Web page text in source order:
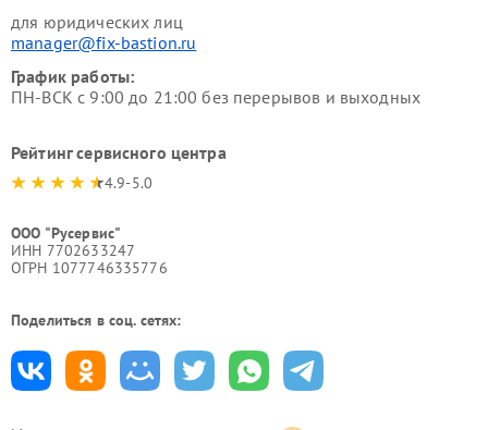
для юридических лиц
manager@fix-bastion.ru
График работы:
ПН-ВСК с 9:00 до 21:00 без перерывов и выходных
Рейтинг сервисного центра
4.9-5.0
ООО "Русервис"
ИНН 7702633247
ОГРН 1077746335776
Поделиться в соц. сетях: